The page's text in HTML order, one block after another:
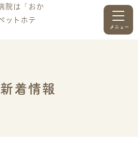
メニュー
新着情報